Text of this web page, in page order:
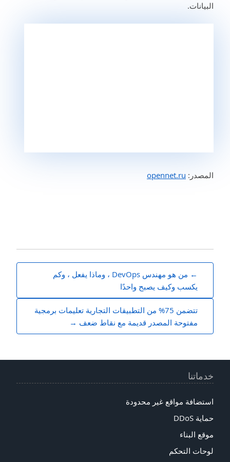
البيانات.
المصدر: opennet.ru
الملاحة
من هو مهندس DevOps ، وماذا يفعل ، وكم
يكسب وكيف يصبح واحدًا
تتضمن 75% من التطبيقات التجارية تعليمات برمجية
مفتوحة المصدر قديمة مع نقاط ضعف
خدماتنا
استضافة مواقع غير محدودة
حماية DDoS
موقع البناء
لوحات التحكم